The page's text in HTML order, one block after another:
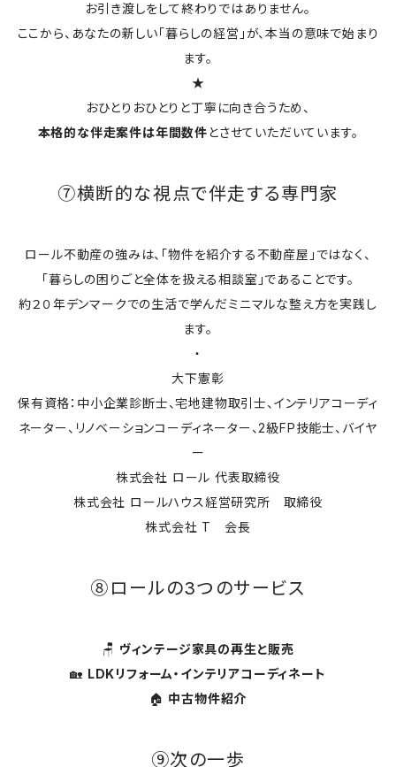
お引き渡しをして終わりではありません。
ここから、あなたの新しい「暮らしの経営」が、本当の意味で始まり
ます。
★
おひとりおひとりと丁寧に向き合うため、
本格的な伴走案件は年間数件とさせていただいています。
⑦横断的な視点で伴走する専門家
ロール不動産の強みは、「物件を紹介する不動産屋」ではなく、
「暮らしの困りごと全体を扱える相談室」であることです。
約２０年デンマークでの生活で学んだミニマルな整え方を実践し
ます。
・
大下憲彰
保有資格：中小企業診断士、宅地建物取引士、インテリアコーディ
ネーター、リノベーションコーディネーター、2級FP技能士、バイヤ
ー
株式会社 ロール 代表取締役
株式会社 ロールハウス経営研究所 取締役
株式会社 T 会長
⑧ロールの3つのサービス
🪑 ヴィンテージ家具の再生と販売
🏡 LDKリフォーム・インテリアコーディネート
🏠 中古物件紹介
⑨次の一歩